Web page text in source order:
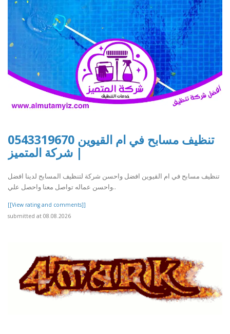
تنظيف مسابح في ام القيوين 0543319670
| شركة المتميز
تنظيف مسابح في ام القيوين افضل واحسن شركة لتنظيف المسابح لدينا افضل
واحسن عماله تواصل معنا واحصل علي..
[[View rating and comments]]
submitted at 08.08.2026